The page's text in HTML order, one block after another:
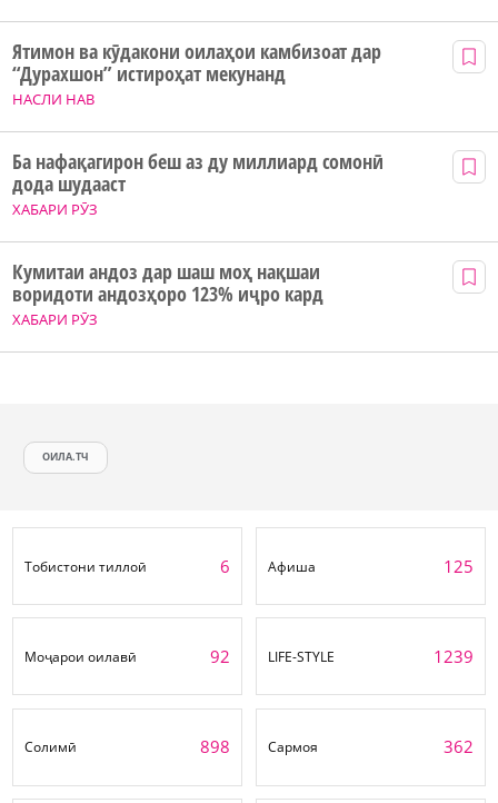
НАСЛИ НАВ
Ятимон ва кӯдакони оилаҳои камбизоат дар
“Дурахшон” истироҳат мекунанд
ХАБАРИ РӮЗ
Ба нафақагирон беш аз ду миллиард сомонӣ
дода шудааст
ХАБАРИ РӮЗ
Кумитаи андоз дар шаш моҳ нақшаи
воридоти андозҳоро 123% иҷро кард
ОИЛА.ТЧ
Тобистони тиллоӣ 6 Афиша 125
Моҷарои оилавӣ 92 LIFE-STYLE 1239
Солимӣ 898 Сармоя 362